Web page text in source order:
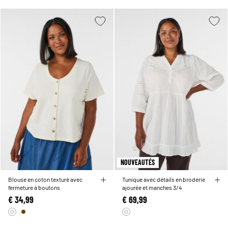
Blouse en coton texturé avec
fermeture à boutons
€ 34,99
NOUVEAUTÉS
Tunique avec détails en broderie
ajourée et manches 3/4
€ 69,99